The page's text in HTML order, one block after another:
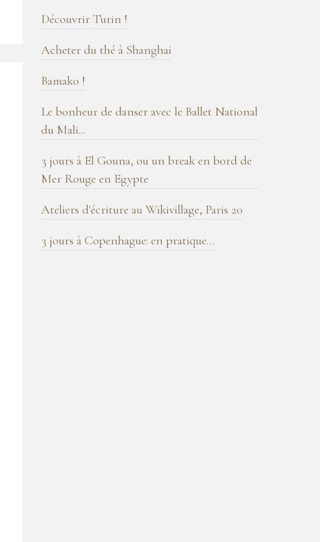
blog
!
Découvrir Turin !
Acheter du thé à Shanghai
Bamako !
Le bonheur de danser avec le Ballet National
du Mali...
3 jours à El Gouna, ou un break en bord de
Mer Rouge en Egypte
Ateliers d'écriture au Wikivillage, Paris 20
3 jours à Copenhague: en pratique…